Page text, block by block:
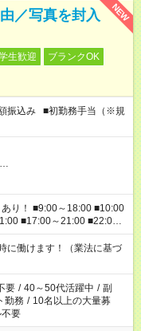
NEW
／写真を封入
生歓迎
ブランクOK
振込み ■初勤務手当（※規
…
■17:00～21:00 ■22:00
に働けます！（業法に基づ
要 / 40～50代活躍中 / 副
勤務 / 10名以上の大量募
要